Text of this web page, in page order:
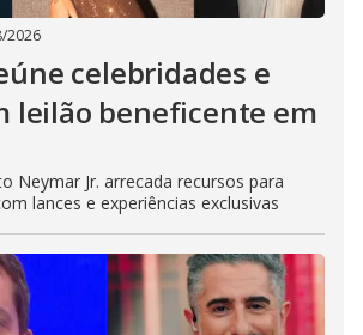
2026
celebridades e
leilão beneficente em
Neymar Jr. arrecada recursos para
lances e experiências exclusivas